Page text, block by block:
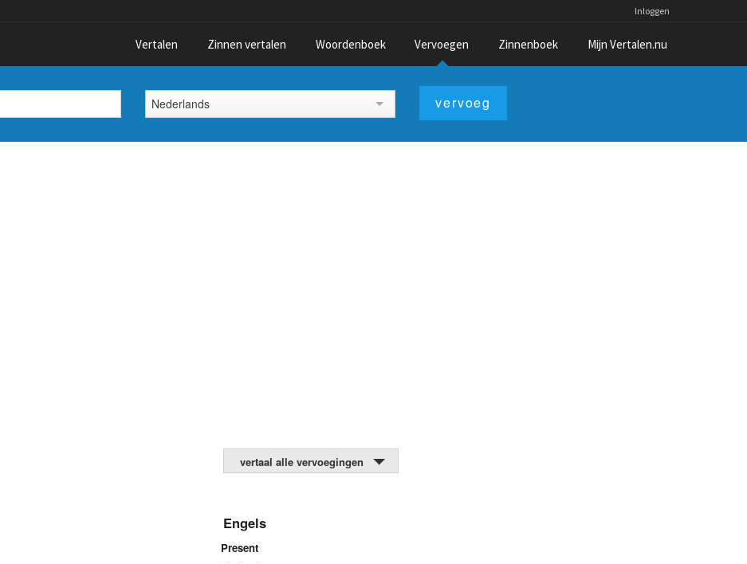
Inloggen
Vertalen Zinnen vertalen Woordenboek Vervoegen Zinnenboek Mijn Vertalen.nu
Nederlands
vertaal alle vervoegingen
Engels
Present